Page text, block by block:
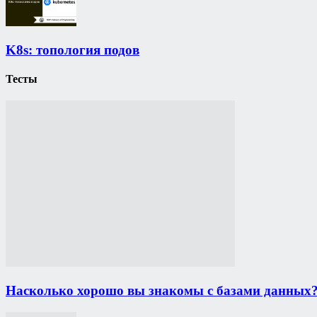
K8s: топология подов
Тесты
Насколько хорошо вы знакомы с базами